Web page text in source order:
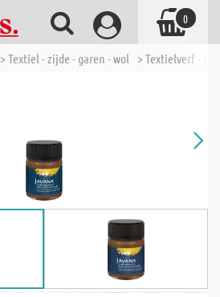
> Textiel - zijde - garen - wol > Textielverf -
0